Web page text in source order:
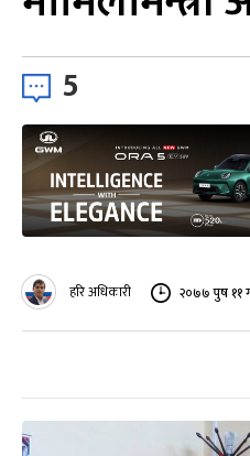
5
हरि अधिकारी २०७७ पुष ११